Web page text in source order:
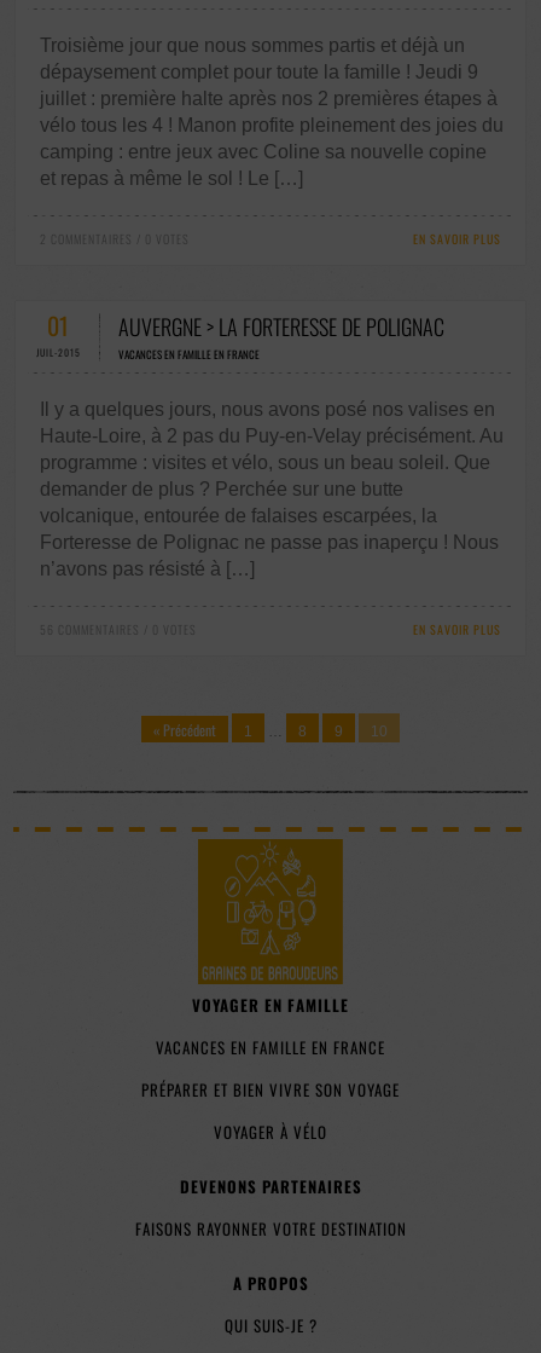
Troisième jour que nous sommes partis et déjà un
dépaysement complet pour toute la famille ! Jeudi 9
juillet : première halte après nos 2 premières étapes à
vélo tous les 4 ! Manon profite pleinement des joies du
camping : entre jeux avec Coline sa nouvelle copine
et repas à même le sol ! Le […]
2 COMMENTAIRES / 0 VOTES EN SAVOIR PLUS
01
JUIL-2015
AUVERGNE > LA FORTERESSE DE POLIGNAC
VACANCES EN FAMILLE EN FRANCE
Il y a quelques jours, nous avons posé nos valises en
Haute-Loire, à 2 pas du Puy-en-Velay précisément. Au
programme : visites et vélo, sous un beau soleil. Que
demander de plus ? Perchée sur une butte
volcanique, entourée de falaises escarpées, la
Forteresse de Polignac ne passe pas inaperçu ! Nous
n’avons pas résisté à […]
56 COMMENTAIRES / 0 VOTES EN SAVOIR PLUS
« Précédent 1 … 8 9 10
VOYAGER EN FAMILLE
VACANCES EN FAMILLE EN FRANCE
PRÉPARER ET BIEN VIVRE SON VOYAGE
VOYAGER À VÉLO
DEVENONS PARTENAIRES
FAISONS RAYONNER VOTRE DESTINATION
A PROPOS
QUI SUIS-JE ?